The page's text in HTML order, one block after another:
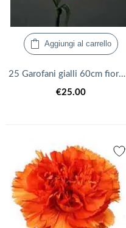
Aggiungi al carrello
25 Garofani gialli 60cm fiori recisi
€25.00